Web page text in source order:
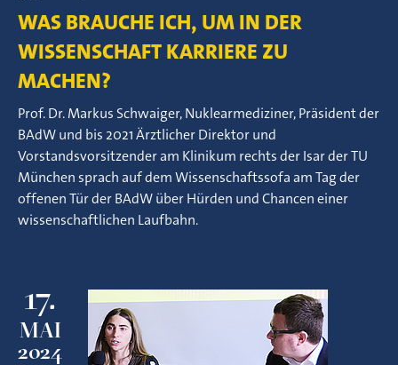
WAS BRAUCHE ICH, UM IN DER
WISSENSCHAFT KARRIERE ZU
MACHEN?
Prof. Dr. Markus Schwaiger, Nuklearmediziner, Präsident der
BAdW und bis 2021 Ärztlicher Direktor und
Vorstandsvorsitzender am Klinikum rechts der Isar der TU
München sprach auf dem Wissenschaftssofa am Tag der
offenen Tür der BAdW über Hürden und Chancen einer
wissenschaftlichen Laufbahn.
17.
MAI
2024